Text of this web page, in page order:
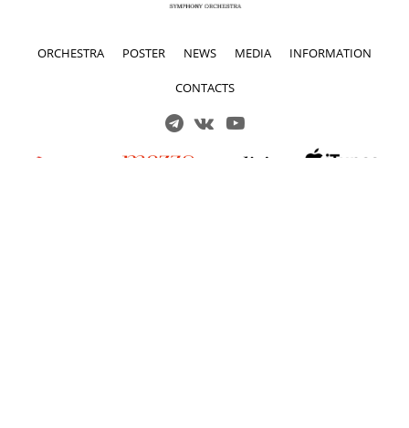
ORCHESTRA POSTER NEWS MEDIA INFORMATION
CONTACTS